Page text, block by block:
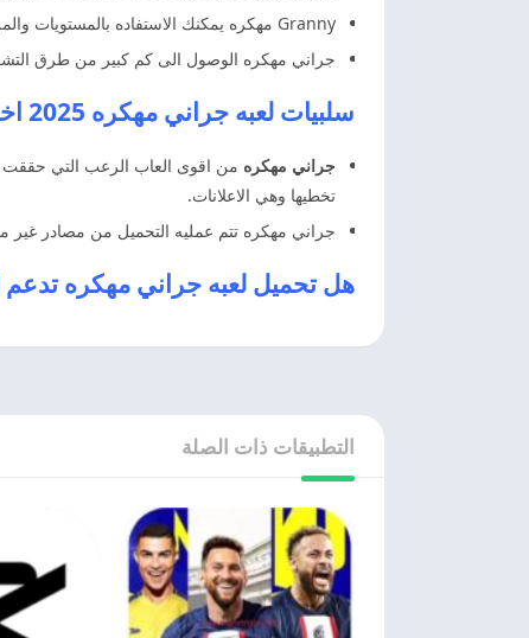
Granny مهكره يمكنك الاستفاده بالمستويات والمراحل والتعرف على طرق التشغيل المجانيه بدون اعلانات ابدا الان في الاستخدام.
جراني مهكره الوصول الى كم كبير من طرق
سلبيات لعبه جراني مهكره 2025 اخر اصدار
جراني مهكره من اقوى العاب الرعب التي حققت
تخطيها وهي الاعلانات.
جراني مهكره تتم عمليه التحميل من مصادر غير
هل تحميل لعبه جراني مهكره تدعم
التطبيقات ذات الصلة